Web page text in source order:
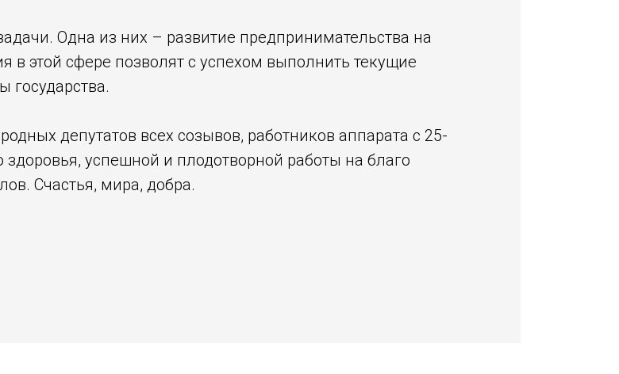
Одна из них – развитие предпринимательства на
этой сфере позволят с успехом выполнить текущие
государства.
депутатов всех созывов, работников аппарата с 25-
успешной и плодотворной работы на благо
Счастья, мира, добра.